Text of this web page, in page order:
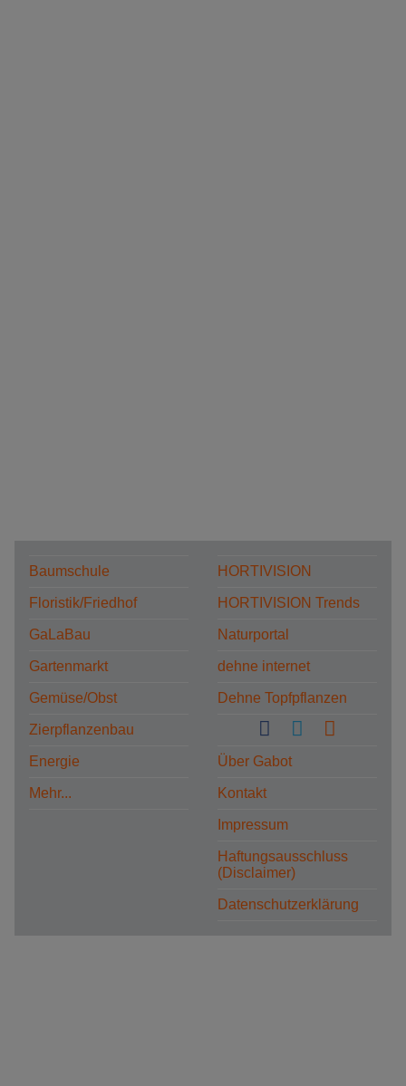
Baumschule
Floristik/Friedhof
GaLaBau
Gartenmarkt
Gemüse/Obst
Zierpflanzenbau
Energie
Mehr...
HORTIVISION
HORTIVISION Trends
Naturportal
dehne internet
Dehne Topfpflanzen
Über Gabot
Kontakt
Impressum
Haftungsausschluss
(Disclaimer)
Datenschutzerklärung